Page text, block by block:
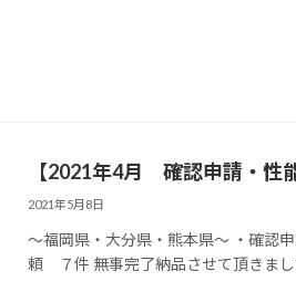
【2021年4月 確認申請・性
2021年5月8日
～福岡県・大分県・熊本県～ ・確認
頼 ７件 無事完了納品させて頂きまし